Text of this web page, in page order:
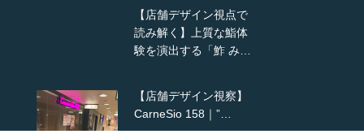
【店舗デザイン視点で
読み解く】上質な鮨体
験を演出する「鮓 み…
【店舗デザイン視察】
CarneSio 158｜”…